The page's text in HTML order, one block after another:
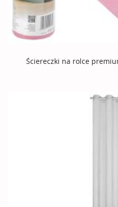
Ściereczki na rolce